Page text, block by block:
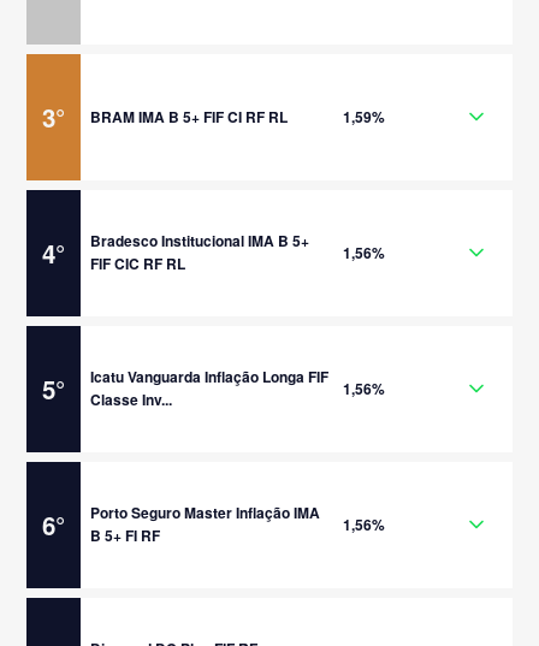
3° BRAM IMA B 5+ FIF CI RF RL 1,59%
4°
Bradesco Institucional IMA B 5+
FIF CIC RF RL
1,56%
5°
Icatu Vanguarda Inflação Longa FIF
Classe Inv...
1,56%
6°
Porto Seguro Master Inflação IMA
B 5+ FI RF
1,56%